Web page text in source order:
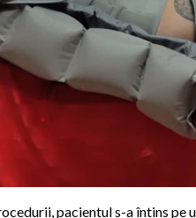
pacientul s-a întins pe